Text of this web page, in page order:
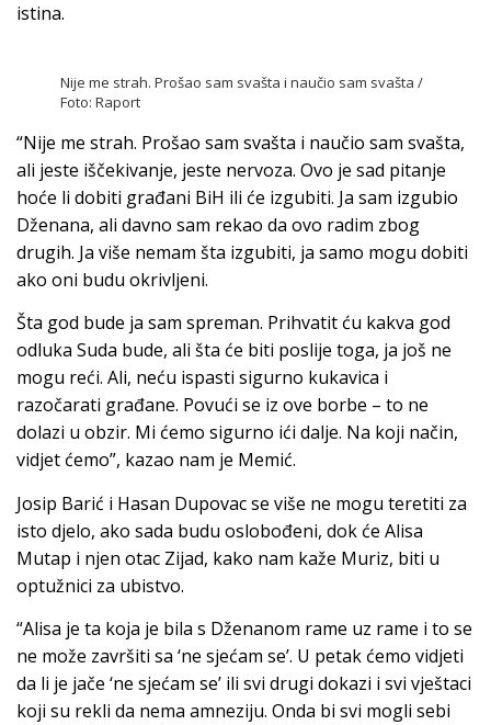
istina.
Nije me strah. Prošao sam svašta i naučio sam svašta /
Foto: Raport
“Nije me strah. Prošao sam svašta i naučio sam svašta,
ali jeste iščekivanje, jeste nervoza. Ovo je sad pitanje
hoće li dobiti građani BiH ili će izgubiti. Ja sam izgubio
Dženana, ali davno sam rekao da ovo radim zbog
drugih. Ja više nemam šta izgubiti, ja samo mogu dobiti
ako oni budu okrivljeni.
Šta god bude ja sam spreman. Prihvatit ću kakva god
odluka Suda bude, ali šta će biti poslije toga, ja još ne
mogu reći. Ali, neću ispasti sigurno kukavica i
razočarati građane. Povući se iz ove borbe – to ne
dolazi u obzir. Mi ćemo sigurno ići dalje. Na koji način,
vidjet ćemo”, kazao nam je Memić.
Josip Barić i Hasan Dupovac se više ne mogu teretiti za
isto djelo, ako sada budu oslobođeni, dok će Alisa
Mutap i njen otac Zijad, kako nam kaže Muriz, biti u
optužnici za ubistvo.
“Alisa je ta koja je bila s Dženanom rame uz rame i to se
ne može završiti sa ‘ne sjećam se’. U petak ćemo vidjeti
da li je jače ‘ne sjećam se’ ili svi drugi dokazi i svi vještaci
koji su rekli da nema amneziju. Onda bi svi mogli sebi